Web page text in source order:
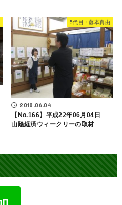
5代目・藤本真由
2010.06.04
【No.166】平成22年06月04日
山陰経済ウィークリーの取材